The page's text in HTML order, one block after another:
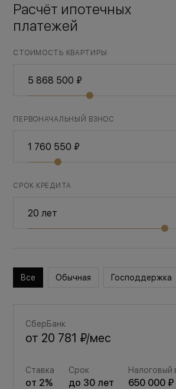
Расчёт ипотечных
платежей
СТОИМОСТЬ КВАРТИРЫ
ПЕРВОНАЧАЛЬНЫЙ ВЗНОС
СРОК КРЕДИТА
Все Обычная Господдержка
СберБанк
от 20 781 ₽/мес
Ставка
от 2%
Срок
до 30 лет
Налоговый
650 000 ₽